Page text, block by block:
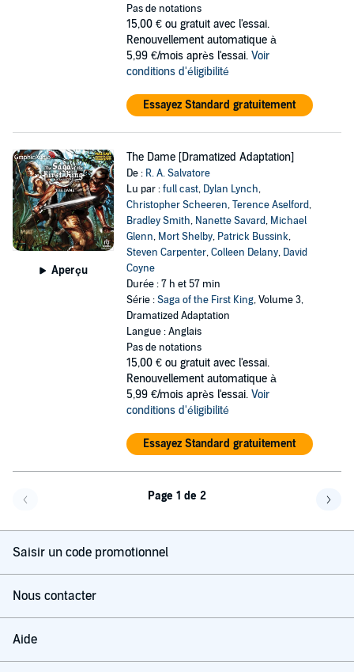
Pas de notations
15,00 € ou gratuit avec l'essai.
Renouvellement automatique à
5,99 €/mois après l'essai. Voir
conditions d'éligibilité
Essayez Standard gratuitement
Aperçu
The Dame [Dramatized Adaptation]
De : R. A. Salvatore
Lu par :full cast, Dylan Lynch,
Christopher Scheeren,Terence Aselford,
Bradley Smith, Nanette Savard, Michael
Glenn, Mort Shelby, Patrick Bussink,
Steven Carpenter,Colleen Delany, David
Coyne
Durée : 7 h et 57 min
Série :Saga of the First King, Volume 3,
Dramatized Adaptation
Langue : Anglais
Pas de notations
15,00 € ou gratuit avec l'essai.
Renouvellement automatique à
5,99 €/mois après l'essai. Voir
conditions d'éligibilité
Essayez Standard gratuitement
Page 1 de 2
Saisir un code promotionnel
Nous contacter
Aide